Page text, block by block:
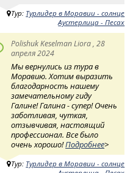
Тур: Турлидер в Моравии - солнце
Аустерлица - Песах
Polishuk Keselman Liora , 28
апреля 2024
Мы вернулись из тура в
Моравию. Хотим выразить
благодарность нашему
замечательному гиду
Галине! Галина - супер! Очень
заботливая, чуткая,
отзывчивая, настоящий
профессионал. Все было
очень хорошо!Подробнее>
Тур: Турлидер в Моравии - солнце